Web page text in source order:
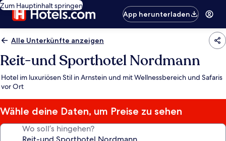
Zum Hauptinhalt springen
App herunterladen
Alle Unterkünfte anzeigen
Reit-und Sporthotel Nordmann
Hotel im luxuriösen Stil in Arnstein und mit Wellnessbereich und Safaris
vor Ort
Wähle deine Daten, um Preise zu sehen
Wo soll’s hingehen?